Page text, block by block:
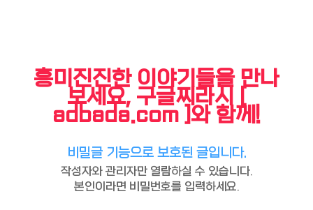
흥미진진한 이야기들을 만나
보세요, 구글찌라시 [
adbada.com ]와 함께!
비밀글 기능으로 보호된 글입니다.
작성자와 관리자만 열람하실 수 있습니다.
본인이라면 비밀번호를 입력하세요.